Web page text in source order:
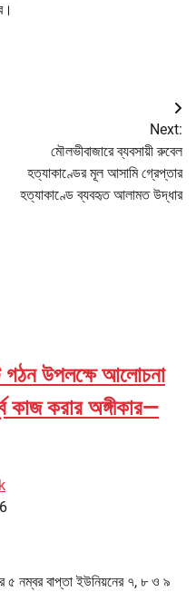
Next:
মৌলভীবাজারে ব্যবসায়ী রুবেল
হত্যাকাণ্ডের মূল আসামি গ্রেপ্তার
হত্যাকাণ্ডে ব্যবহৃত আলামত উদ্ধার
গঠন উপলক্ষে আলোচনা
কাজ করার অঙ্গীকার—
নম্বর বাপ্তা ইউনিয়নের ৭, ৮ ও ৯